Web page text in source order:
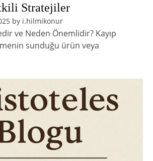
Stratejiler
by i.hilmikonur
ve Neden Önemlidir? Kayıp
sunduğu ürün veya